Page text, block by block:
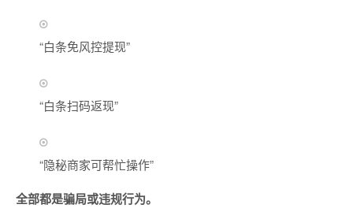
“白条免风控提现”
“白条扫码返现”
“隐秘商家可帮忙操作”
全部都是骗局或违规行为。